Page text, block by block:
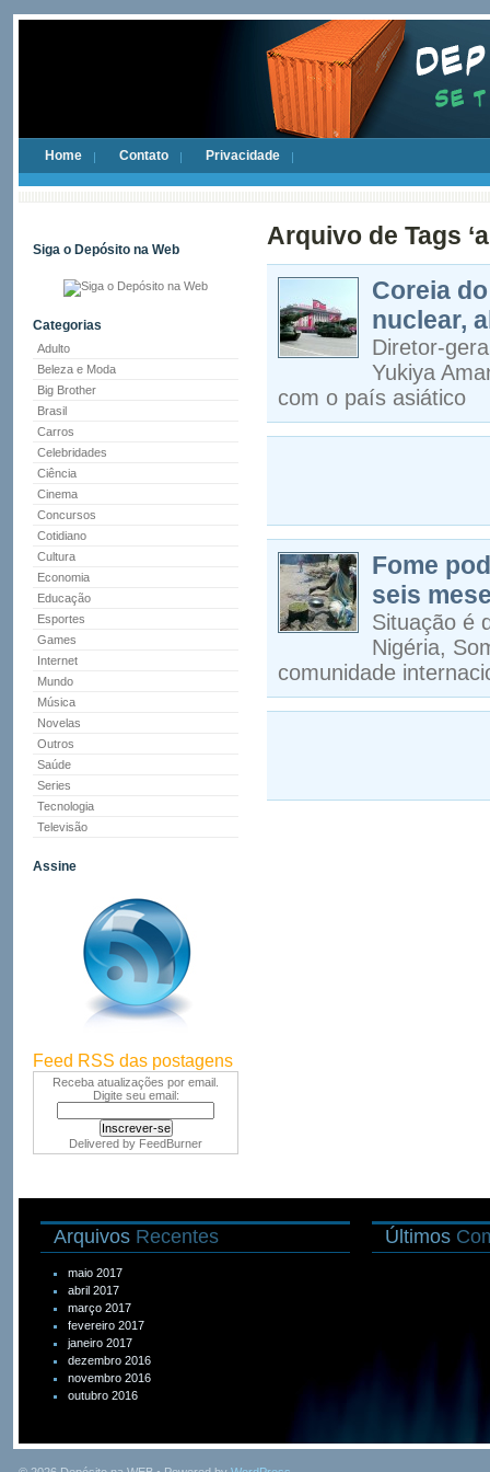
Home Contato Privacidade
Siga o Depósito na Web
Categorias
Adulto
Beleza e Moda
Big Brother
Brasil
Carros
Celebridades
Ciência
Cinema
Concursos
Cotidiano
Cultura
Economia
Educação
Esportes
Games
Internet
Mundo
Música
Novelas
Outros
Saúde
Series
Tecnologia
Televisão
Assine
Feed RSS das postagens
Receba atualizações por email.
Digite seu email:
Delivered by FeedBurner
Arquivo de Tags
Coreia
nuclear,
Diretor-
Yukiya
com o país asiático
Fome
seis
Situação é
Nigéria,
comunidade
Arquivos Recentes
maio 2017
abril 2017
março 2017
fevereiro 2017
janeiro 2017
dezembro 2016
novembro 2016
outubro 2016
Últimos